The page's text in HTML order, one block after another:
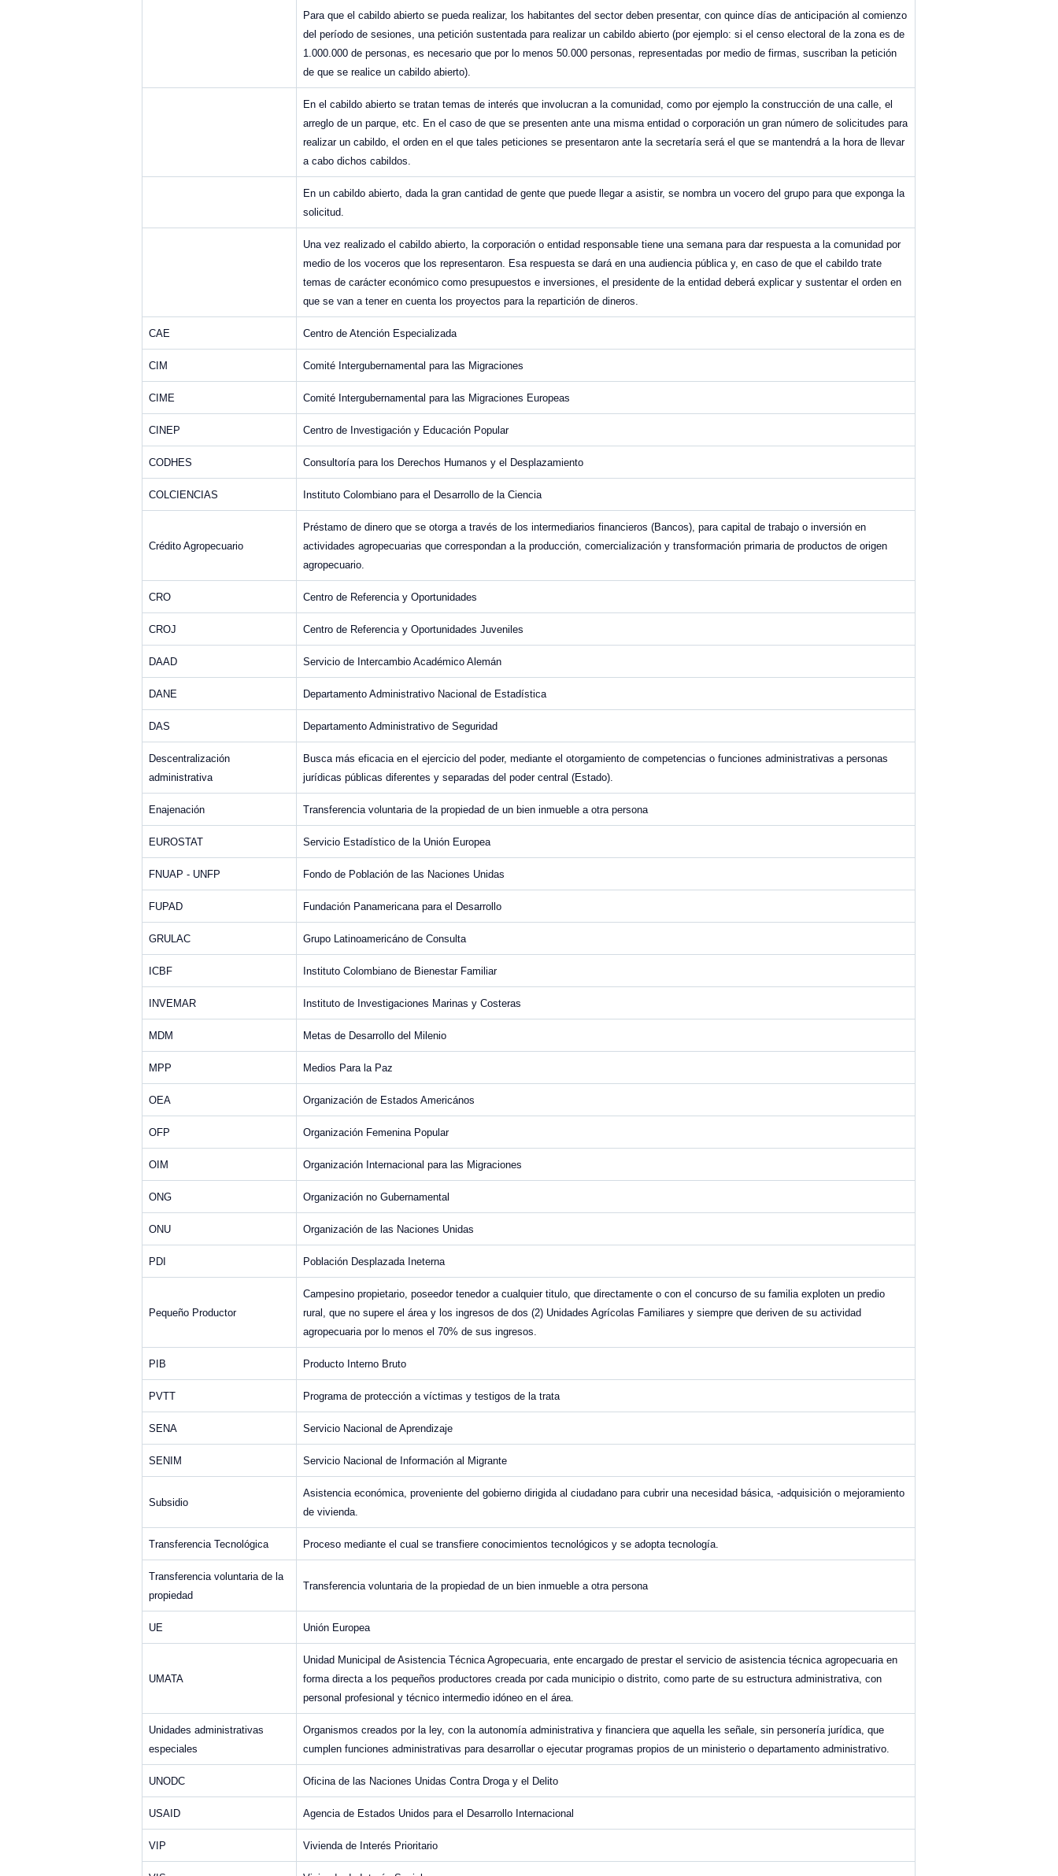
Para que el cabildo abierto se pueda realizar, los habitantes del sector deben presentar, con quince días de anticipación al comienzo
del período de sesiones, una petición sustentada para realizar un cabildo abierto (por ejemplo: si el censo electoral de la zona es de
1.000.000 de personas, es necesario que por lo menos 50.000 personas, representadas por medio de firmas, suscriban la petición
de que se realice un cabildo abierto).
En el cabildo abierto se tratan temas de interés que involucran a la comunidad, como por ejemplo la construcción de una calle, el
arreglo de un parque, etc. En el caso de que se presenten ante una misma entidad o corporación un gran número de solicitudes para
realizar un cabildo, el orden en el que tales peticiones se presentaron ante la secretaría será el que se mantendrá a la hora de llevar
a cabo dichos cabildos.
En un cabildo abierto, dada la gran cantidad de gente que puede llegar a asistir, se nombra un vocero del grupo para que exponga la
solicitud.
Una vez realizado el cabildo abierto, la corporación o entidad responsable tiene una semana para dar respuesta a la comunidad por
medio de los voceros que los representaron. Esa respuesta se dará en una audiencia pública y, en caso de que el cabildo trate
temas de carácter económico como presupuestos e inversiones, el presidente de la entidad deberá explicar y sustentar el orden en
que se van a tener en cuenta los proyectos para la repartición de dineros.
CAE Centro de Atención Especializada
CIM Comité Intergubernamental para las Migraciones
CIME Comité Intergubernamental para las Migraciones Europeas
CINEP Centro de Investigación y Educación Popular
CODHES Consultoría para los Derechos Humanos y el Desplazamiento
COLCIENCIAS Instituto Colombiano para el Desarrollo de la Ciencia
Crédito Agropecuario
Préstamo de dinero que se otorga a través de los intermediarios financieros (Bancos), para capital de trabajo o inversión en
actividades agropecuarias que correspondan a la producción, comercialización y transformación primaria de productos de origen
agropecuario.
CRO Centro de Referencia y Oportunidades
CROJ Centro de Referencia y Oportunidades Juveniles
DAAD Servicio de Intercambio Académico Alemán
DANE Departamento Administrativo Nacional de Estadística
DAS Departamento Administrativo de Seguridad
Descentralización
administrativa
Busca más eficacia en el ejercicio del poder, mediante el otorgamiento de competencias o funciones administrativas a personas
jurídicas públicas diferentes y separadas del poder central (Estado).
Enajenación Transferencia voluntaria de la propiedad de un bien inmueble a otra persona
EUROSTAT Servicio Estadístico de la Unión Europea
FNUAP - UNFP Fondo de Población de las Naciones Unidas
FUPAD Fundación Panamericana para el Desarrollo
GRULAC Grupo Latinoamericáno de Consulta
ICBF Instituto Colombiano de Bienestar Familiar
INVEMAR Instituto de Investigaciones Marinas y Costeras
MDM Metas de Desarrollo del Milenio
MPP Medios Para la Paz
OEA Organización de Estados Americános
OFP Organización Femenina Popular
OIM Organización Internacional para las Migraciones
ONG Organización no Gubernamental
ONU Organización de las Naciones Unidas
PDI Población Desplazada Ineterna
Pequeño Productor
Campesino propietario, poseedor tenedor a cualquier titulo, que directamente o con el concurso de su familia exploten un predio
rural, que no supere el área y los ingresos de dos (2) Unidades Agrícolas Familiares y siempre que deriven de su actividad
agropecuaria por lo menos el 70% de sus ingresos.
PIB Producto Interno Bruto
PVTT Programa de protección a víctimas y testigos de la trata
SENA Servicio Nacional de Aprendizaje
SENIM Servicio Nacional de Información al Migrante
Subsidio
Asistencia económica, proveniente del gobierno dirigida al ciudadano para cubrir una necesidad básica, -adquisición o mejoramiento
de vivienda.
Transferencia Tecnológica Proceso mediante el cual se transfiere conocimientos tecnológicos y se adopta tecnología.
Transferencia voluntaria de la
propiedad
Transferencia voluntaria de la propiedad de un bien inmueble a otra persona
UE Unión Europea
UMATA
Unidad Municipal de Asistencia Técnica Agropecuaria, ente encargado de prestar el servicio de asistencia técnica agropecuaria en
forma directa a los pequeños productores creada por cada municipio o distrito, como parte de su estructura administrativa, con
personal profesional y técnico intermedio idóneo en el área.
Unidades administrativas
especiales
Organismos creados por la ley, con la autonomía administrativa y financiera que aquella les señale, sin personería jurídica, que
cumplen funciones administrativas para desarrollar o ejecutar programas propios de un ministerio o departamento administrativo.
UNODC Oficina de las Naciones Unidas Contra Droga y el Delito
USAID Agencia de Estados Unidos para el Desarrollo Internacional
VIP Vivienda de Interés Prioritario